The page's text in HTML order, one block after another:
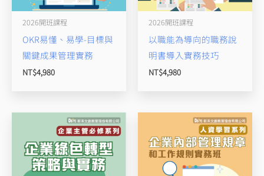
2026開班課程
OKR易懂、易學-目標與
關鍵成果管理實務
NT$4,980
2026開班課程
以職能為導向的職務說
明書導入實務技巧
NT$4,980